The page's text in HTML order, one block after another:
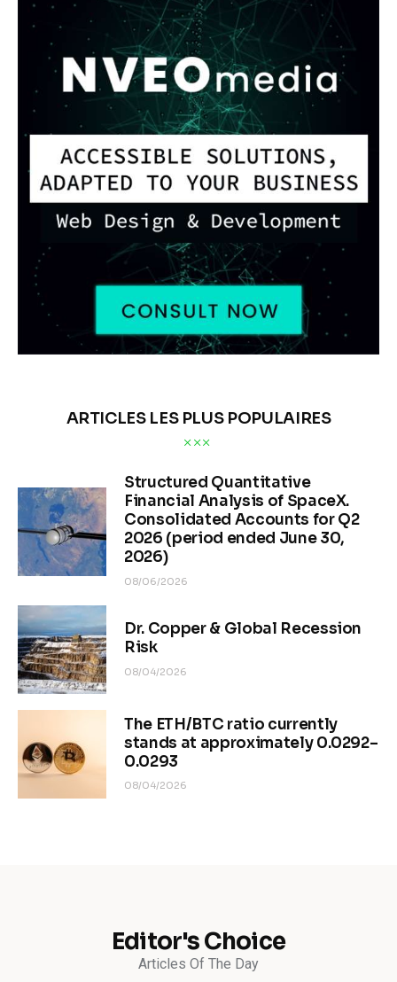
ARTICLES LES PLUS POPULAIRES
Structured Quantitative
Financial Analysis of SpaceX.
Consolidated Accounts for Q2
2026 (period ended June 30,
2026)
08/06/2026
Dr. Copper & Global Recession
Risk
08/04/2026
The ETH/BTC ratio currently
stands at approximately 0.0292–
0.0293
08/04/2026
Editor's Choice
Articles Of The Day